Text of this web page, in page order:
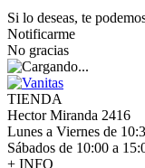
Si lo deseas, te
Notificarme
No gracias
TIENDA
Hector Miranda 2416
Lunes a Viernes de
Sábados de 10:00 a
+ INFO